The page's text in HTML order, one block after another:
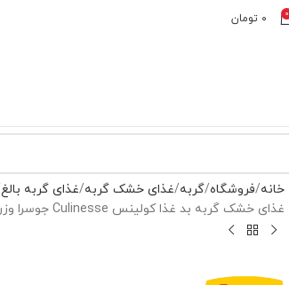
0 ۰ تومان
خانه فروشگاه گربه غذای خشک گربه غذای گربه بالغ
غذای خشک گربه بد غذا کولینس Culinesse جوسرا وزن 2 کیلوگرم